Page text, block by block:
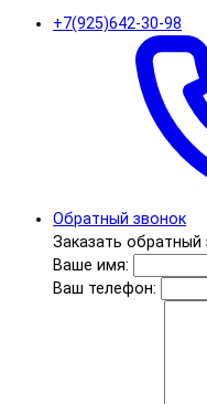
+7(925)642-30-98
Обратный звонок
Заказать обратный
Ваше имя:
Ваш телефон: